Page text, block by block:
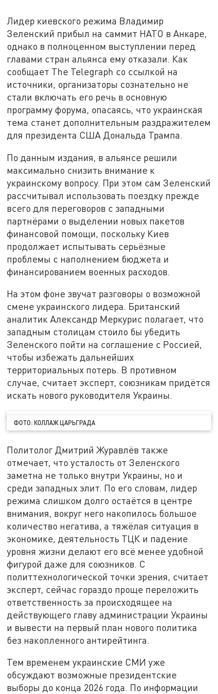
Лидер киевского режима Владимир
Зеленский прибыл на саммит НАТО в Анкаре,
однако в полноценном выступлении перед
главами стран альянса ему отказали. Как
сообщает The Telegraph со ссылкой на
источники, организаторы сознательно не
стали включать его речь в основную
программу форума, опасаясь, что украинская
тема станет дополнительным раздражителем
для президента США Дональда Трампа.
По данным издания, в альянсе решили
максимально снизить внимание к
украинскому вопросу. При этом сам Зеленский
рассчитывал использовать поездку прежде
всего для переговоров с западными
партнёрами о выделении новых пакетов
финансовой помощи, поскольку Киев
продолжает испытывать серьёзные
проблемы с наполнением бюджета и
финансированием военных расходов.
На этом фоне звучат разговоры о возможной
смене украинского лидера. Британский
аналитик Александр Меркурис полагает, что
западным столицам стоило бы убедить
Зеленского пойти на соглашение с Россией,
чтобы избежать дальнейших
территориальных потерь. В противном
случае, считает эксперт, союзникам придётся
искать нового руководителя Украины.
ФОТО: КОЛЛАЖ ЦАРЬГРАДА
Политолог Дмитрий Журавлёв также
отмечает, что усталость от Зеленского
заметна не только внутри Украины, но и
среди западных элит. По его словам, лидер
режима слишком долго остаётся в центре
внимания, вокруг него накопилось большое
количество негатива, а тяжёлая ситуация в
экономике, деятельность ТЦК и падение
уровня жизни делают его всё менее удобной
фигурой даже для союзников. С
политтехнологической точки зрения, считает
эксперт, сейчас гораздо проще переложить
ответственность за происходящее на
действующего главу администрации Украины
и вывести на первый план нового политика
без накопленного антирейтинга.
Тем временем украинские СМИ уже
обсуждают возможные президентские
выборы до конца 2026 года. По информации